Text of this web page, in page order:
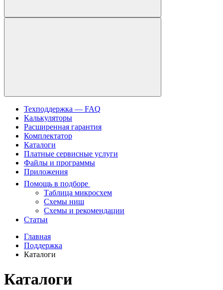
Техподдержка — FAQ
Калькуляторы
Расширенная гарантия
Комплектатор
Каталоги
Платные сервисные услуги
Файлы и программы
Приложения
Помощь в подборе
Таблица микросхем
Схемы ниш
Схемы и рекомендации
Статьи
Главная
Поддержка
Каталоги
Каталоги